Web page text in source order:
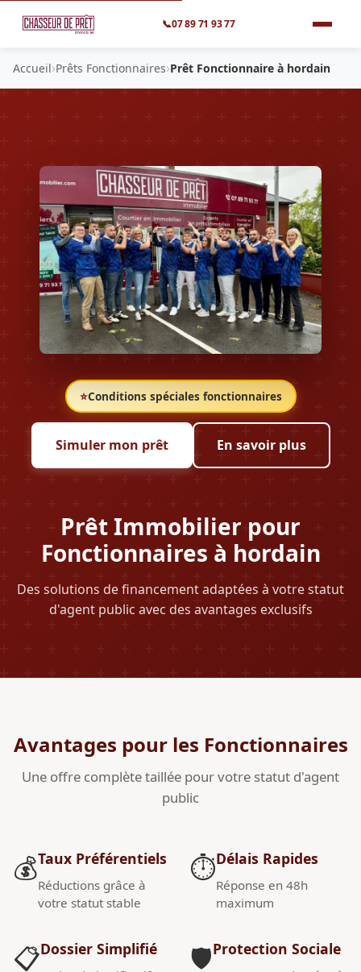
📞07 89 71 93 77
Accueil›Prêts Fonctionnaires›Prêt Fonctionnaire à hordain
⭐Conditions spéciales fonctionnaires
Prêt Immobilier pour
Fonctionnaires à hordain
Des solutions de financement adaptées à votre statut
d'agent public avec des avantages exclusifs
Simuler mon prêt En savoir plus
Avantages pour les Fonctionnaires
Une offre complète taillée pour votre statut d'agent
public
💰Taux Préférentiels
Réductions grâce à
votre statut stable
📋Dossier Simplifié
⏱️Délais Rapides
Réponse en 48h
maximum
🛡️Protection Sociale